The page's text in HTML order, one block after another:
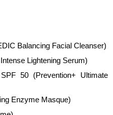
Balancing Facial Cleanser)
Lightening Serum)
50 (Prevention+ Ultimate
Enzyme Masque)